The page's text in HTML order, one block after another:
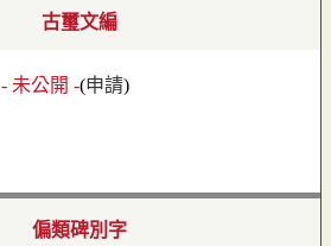
古璽文編
- 未公開 -(申請)
偏類碑別字